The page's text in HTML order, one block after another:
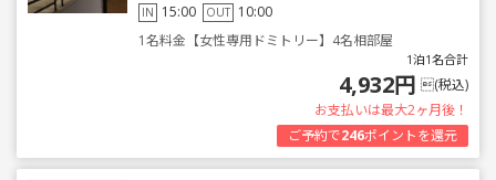
IN 15:00 OUT 10:00
1名料金【女性専用ドミトリー】4名相部屋
1泊1名合計
4,932円 (税込)
お支払いは最大2ヶ月後！
ご予約で246ポイントを還元